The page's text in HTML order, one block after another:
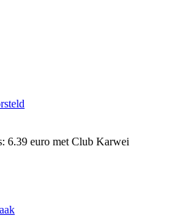
6.39 euro met Club Karwei